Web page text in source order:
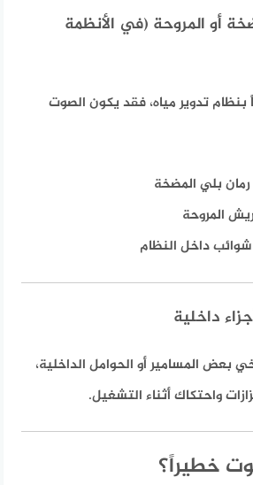
أو المروحة (في الأنظمة
بنظام تدوير مياه، فقد يكون الصوت
بلي المضخة
المروحة
داخل النظام
بعض المسامير أو الحوامل الداخلية،
واحتكاك أثناء التشغيل.
خطيراً؟